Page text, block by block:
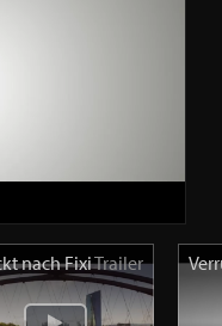
nach FixiTrailer